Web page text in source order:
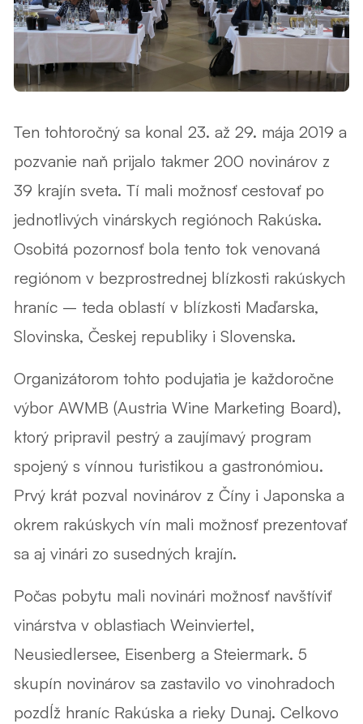
Ten tohtoročný sa konal 23. až 29. mája 2019 a
pozvanie naň prijalo takmer 200 novinárov z
39 krajín sveta. Tí mali možnosť cestovať po
jednotlivých vinárskych regiónoch Rakúska.
Osobitá pozornosť bola tento tok venovaná
regiónom v bezprostrednej blízkosti rakúskych
hraníc – teda oblastí v blízkosti Maďarska,
Slovinska, Českej republiky i Slovenska.
Organizátorom tohto podujatia je každoročne
výbor AWMB (Austria Wine Marketing Board),
ktorý pripravil pestrý a zaujímavý program
spojený s vínnou turistikou a gastronómiou.
Prvý krát pozval novinárov z Číny i Japonska a
okrem rakúskych vín mali možnosť prezentovať
sa aj vinári zo susedných krajín.
Počas pobytu mali novinári možnosť navštíviť
vinárstva v oblastiach Weinviertel,
Neusiedlersee, Eisenberg a Steiermark. 5
skupín novinárov sa zastavilo vo vinohradoch
pozdĺž hraníc Rakúska a rieky Dunaj. Celkovo